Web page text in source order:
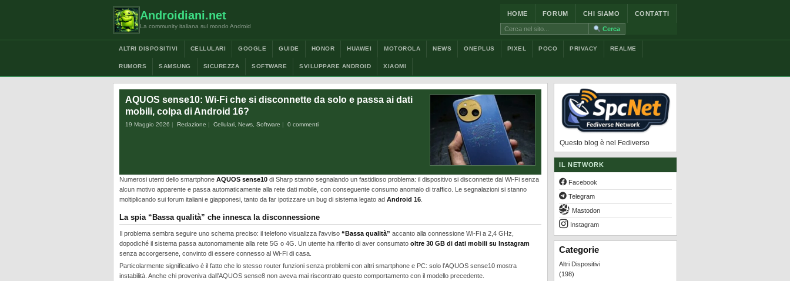
Androidiani.net
La community italiana sul mondo Android
HOME FORUM CHI SIAMO CONTATTI
Cerca: Cerca
ALTRI DISPOSITIVI CELLULARI GOOGLE GUIDE HONOR HUAWEI MOTOROLA NEWS ONEPLUS PIXEL POCO PRIVACY REALME
RUMORS SAMSUNG SICUREZZA SOFTWARE SVILUPPARE ANDROID XIAOMI
AQUOS sense10: Wi-Fi che si disconnette da solo e passa ai dati
mobili, colpa di Android 16?
19 Maggio 2026 Redazione Cellulari News Software 0 commenti
Numerosi utenti dello smartphone AQUOS sense10 di Sharp stanno segnalando un fastidioso problema: il dispositivo si disconnette dal Wi-Fi senza
alcun motivo apparente e passa automaticamente alla rete dati mobile, con conseguente consumo anomalo di traffico. Le segnalazioni si stanno
moltiplicando sui forum italiani e giapponesi, tanto da far ipotizzare un bug di sistema legato ad Android 16
La spia “Bassa qualità” che innesca la disconnessione
Il problema sembra seguire uno schema preciso: il telefono visualizza l’avviso “Bassa qualità” accanto alla connessione Wi-Fi a 2,4 GHz,
dopodiché il sistema passa autonomamente alla rete 5G o 4G. Un utente ha riferito di aver consumato oltre 30 GB di dati mobili su Instagram
senza accorgersene, convinto di essere connesso al Wi-Fi di casa.
Particolarmente significativo è il fatto che lo stesso router funzioni senza problemi con altri smartphone e PC: solo l’AQUOS sense10 mostra
instabilità. Anche chi proveniva dall’AQUOS sense8 non aveva mai riscontrato questo comportamento con il modello precedente.
Questo blog è nel Fediverso
IL NETWORK
Facebook
Telegram
Mastodon
Instagram
Categorie
Altri Dispositivi
(198)